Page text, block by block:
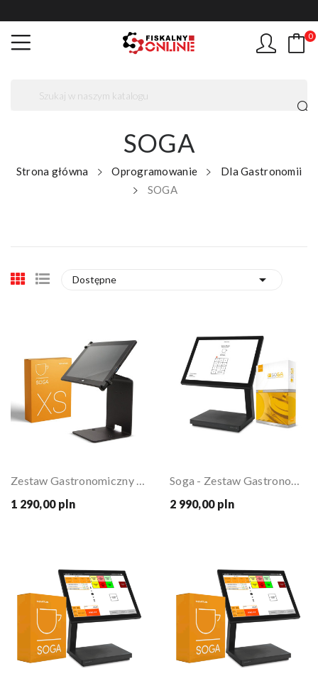
0
SOGA
Strona główna Oprogramowanie
Dla Gastronomii
SOGA
Dostępne 
Zestaw Gastronomiczny SOGA TAB
1 290,00 pln
Soga - Zestaw Gastronomiczny SMALL
2 990,00 pln